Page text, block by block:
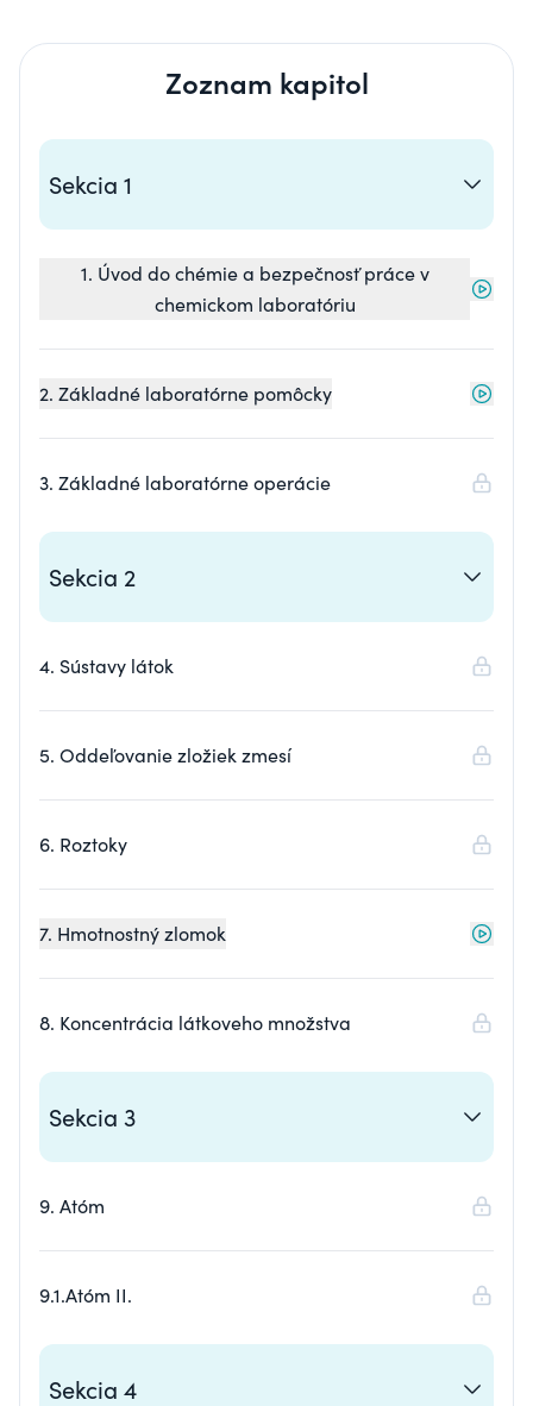
Zoznam kapitol
Sekcia 1
1. Úvod do chémie a bezpečnosť práce v
chemickom laboratóriu
2. Základné laboratórne pomôcky
3. Základné laboratórne operácie
Sekcia 2
4. Sústavy látok
5. Oddeľovanie zložiek zmesí
6. Roztoky
7. Hmotnostný zlomok
8. Koncentrácia látkoveho množstva
Sekcia 3
9. Atóm
9.1.Atóm II.
Sekcia 4